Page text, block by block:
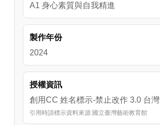
A1 身心素質與自我精進
製作年份
2024
授權資訊
創用CC 姓名標示-禁止改作 3.0 台灣
引用時請標示資料來源:國立臺灣藝術教育館